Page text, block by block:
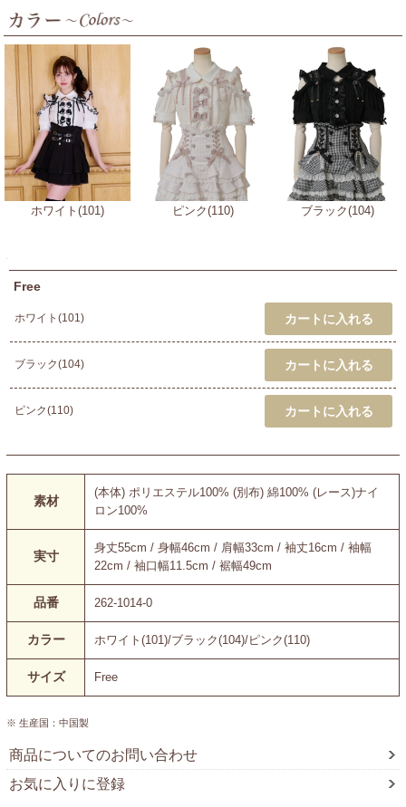
ホワイト(101) ピンク(110) ブラック(104)
Free
ホワイト(101)
ブラック(104)
ピンク(110)
素材
(本体) ポリエステル100% (別布) 綿100% (レース)ナイ
ロン100%
実寸
身丈55cm / 身幅46cm / 肩幅33cm / 袖丈16cm / 袖幅
22cm / 袖口幅11.5cm / 裾幅49cm
品番 262-1014-0
カラー ホワイト(101)/ブラック(104)/ピンク(110)
サイズ Free
※ 生産国：中国製
商品についてのお問い合わせ
お気に入りに登録